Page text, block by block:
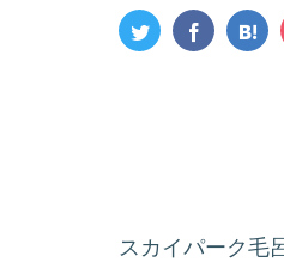
スカイパーク毛